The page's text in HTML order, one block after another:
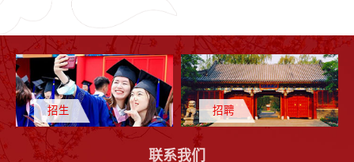
招生 招聘
联系我们